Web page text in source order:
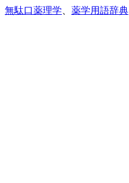
無駄口薬理学 薬学用語辞典